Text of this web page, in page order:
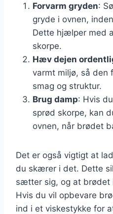
Forvarm gryden:
gryde i ovnen,
Dette hjælper med
skorpe.
Hæv dejen
varmt miljø, så den
smag og struktur.
Brug damp: Hvis
sprød skorpe, kan
ovnen, når brødet
Det er også vigtigt at
du skærer i det. Dette
sætter sig, og at
Hvis du vil opbevare
ind i et viskestykke for